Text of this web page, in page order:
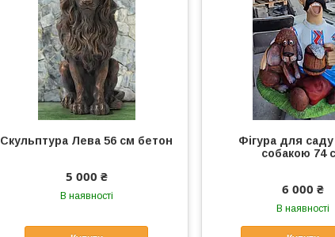
Скульптура Лева 56 см бетон
5 000 ₴
В наявності
Фігура для
собакою 74
6 000 ₴
В наявності